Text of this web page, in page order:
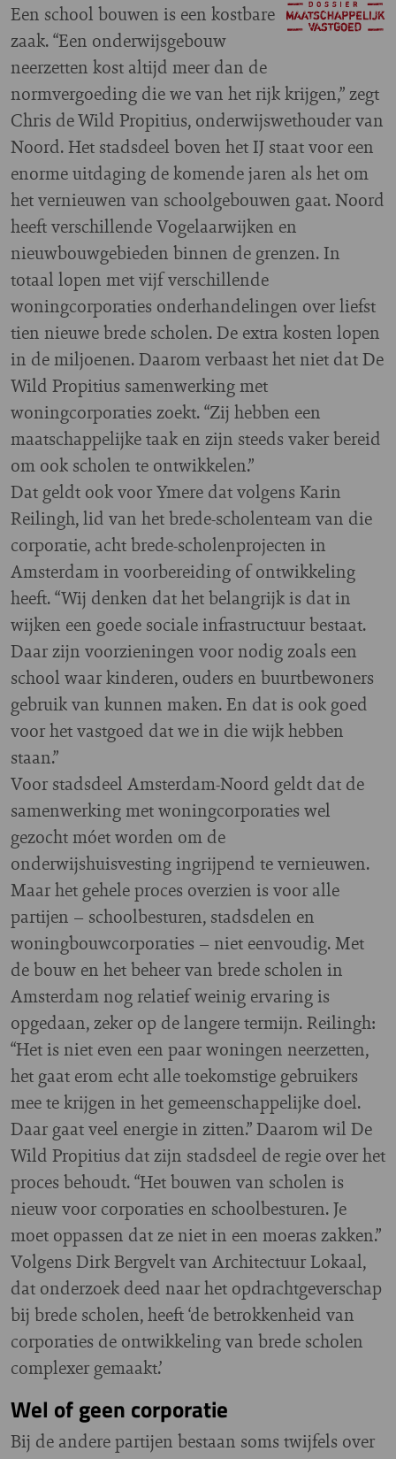
Een school bouwen is een kostbare
zaak. “Een onderwijsgebouw
neerzetten kost altijd meer dan de
normvergoeding die we van het rijk krijgen,” zegt
Chris de Wild Propitius, onderwijswethouder van
Noord. Het stadsdeel boven het IJ staat voor een
enorme uitdaging de komende jaren als het om
het vernieuwen van schoolgebouwen gaat. Noord
heeft verschillende Vogelaarwijken en
nieuwbouwgebieden binnen de grenzen. In
totaal lopen met vijf verschillende
woningcorporaties onderhandelingen over liefst
tien nieuwe brede scholen. De extra kosten lopen
in de miljoenen. Daarom verbaast het niet dat De
Wild Propitius samenwerking met
woningcorporaties zoekt. “Zij hebben een
maatschappelijke taak en zijn steeds vaker bereid
om ook scholen te ontwikkelen.”
Dat geldt ook voor Ymere dat volgens Karin
Reilingh, lid van het brede-scholenteam van die
corporatie, acht brede-scholenprojecten in
Amsterdam in voorbereiding of ontwikkeling
heeft. “Wij denken dat het belangrijk is dat in
wijken een goede sociale infrastructuur bestaat.
Daar zijn voorzieningen voor nodig zoals een
school waar kinderen, ouders en buurtbewoners
gebruik van kunnen maken. En dat is ook goed
voor het vastgoed dat we in die wijk hebben
staan.”
Voor stadsdeel Amsterdam-Noord geldt dat de
samenwerking met woningcorporaties wel
gezocht móet worden om de
onderwijshuisvesting ingrijpend te vernieuwen.
Maar het gehele proces overzien is voor alle
partijen – schoolbesturen, stadsdelen en
woningbouwcorporaties – niet eenvoudig. Met
de bouw en het beheer van brede scholen in
Amsterdam nog relatief weinig ervaring is
opgedaan, zeker op de langere termijn. Reilingh:
“Het is niet even een paar woningen neerzetten,
het gaat erom echt alle toekomstige gebruikers
mee te krijgen in het gemeenschappelijke doel.
Daar gaat veel energie in zitten.” Daarom wil De
Wild Propitius dat zijn stadsdeel de regie over het
proces behoudt. “Het bouwen van scholen is
nieuw voor corporaties en schoolbesturen. Je
moet oppassen dat ze niet in een moeras zakken.”
Volgens Dirk Bergvelt van Architectuur Lokaal,
dat onderzoek deed naar het opdrachtgeverschap
bij brede scholen, heeft ‘de betrokkenheid van
corporaties de ontwikkeling van brede scholen
complexer gemaakt.’
Wel of geen corporatie
Bij de andere partijen bestaan soms twijfels over